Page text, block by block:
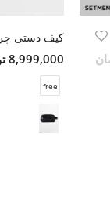
8,999,000 تومان
free